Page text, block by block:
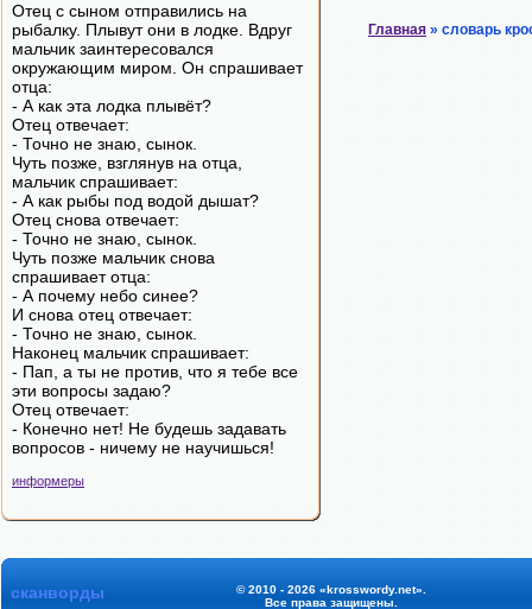
Отец с сыном отправились на
рыбалку. Плывут они в лодке. Вдруг
мальчик заинтересовался
окружающим миром. Он спрашивает
отца:
- А как эта лодка плывёт?
Отец отвечает:
- Точно не знаю, сынок.
Чуть позже, взглянув на отца,
мальчик спрашивает:
- А как рыбы под водой дышат?
Отец снова отвечает:
- Точно не знаю, сынок.
Чуть позже мальчик снова
спрашивает отца:
- А почему небо синее?
И снова отец отвечает:
- Точно не знаю, сынок.
Наконец мальчик спрашивает:
- Пап, а ты не против, что я тебе все
эти вопросы задаю?
Отец отвечает:
- Конечно нет! Не будешь задавать
вопросов - ничему не научишься!
информеры
Главная » словарь
сканворды
© 2010 - 2026 «krosswordy.net».
Все права защищены.